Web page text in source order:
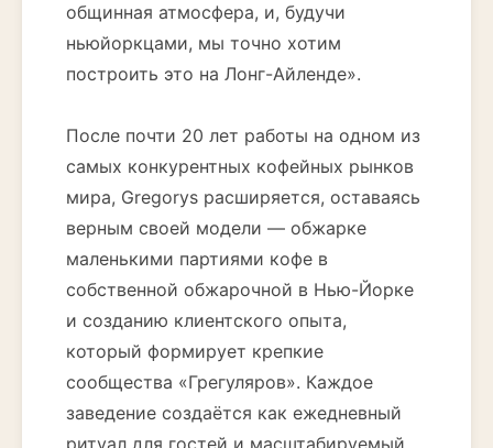
общинная атмосфера, и, будучи
ньюйоркцами, мы точно хотим
построить это на Лонг-Айленде».
После почти 20 лет работы на одном из
самых конкурентных кофейных рынков
мира, Gregorys расширяется, оставаясь
верным своей модели — обжарке
маленькими партиями кофе в
собственной обжарочной в Нью-Йорке
и созданию клиентского опыта,
который формирует крепкие
сообщества «Грегуляров». Каждое
заведение создаётся как ежедневный
ритуал для гостей и масштабируемый